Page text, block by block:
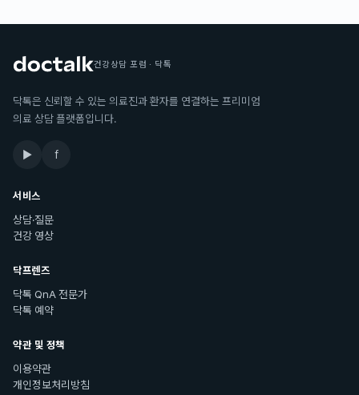
건강상담 포럼 · 닥톡
닥톡은 신뢰할 수 있는 의료진과 환자를 연결하는 프리미엄
의료 상담 플랫폼입니다.
▶ f
서비스
상담·질문
건강 영상
닥프렌즈
닥톡 QnA 전문가
닥톡 예약
약관 및 정책
이용약관
개인정보처리방침